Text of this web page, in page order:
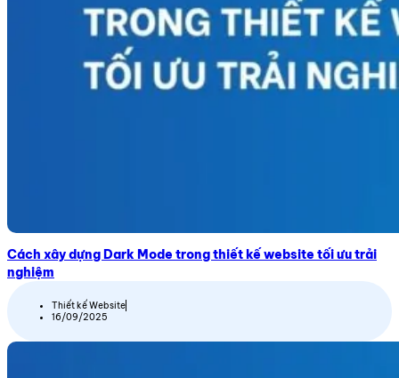
Cách xây dựng Dark Mode trong thiết kế website tối ưu trải
nghiệm
Thiết kế Website
16/09/2025